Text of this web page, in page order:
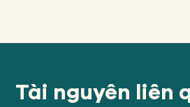
Tài nguyên liên